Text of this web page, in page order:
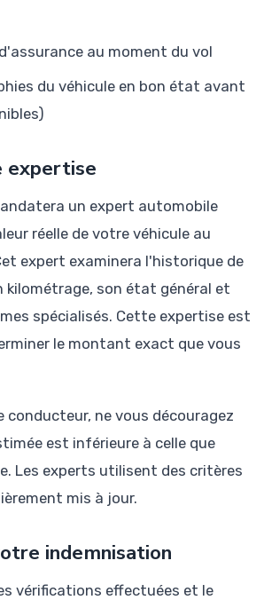
au moment du vol
du véhicule en bon état avant
expertise
un expert automobile
réelle de votre véhicule au
expert examinera l'historique de
kilométrage, son état général et
spécialisés. Cette expertise est
le montant exact que vous
conducteur, ne vous découragez
est inférieure à celle que
Les experts utilisent des critères
mis à jour.
indemnisation
vérifications effectuées et le